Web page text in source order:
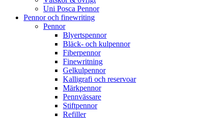
Uni Posca Pennor
Pennor och finewriting
Pennor
Blyertspennor
Bläck- och kulpennor
Fiberpennor
Finewritning
Gelkulpennor
Kalligrafi och reservoar
Märkpennor
Pennvässare
Stiftpennor
Refiller